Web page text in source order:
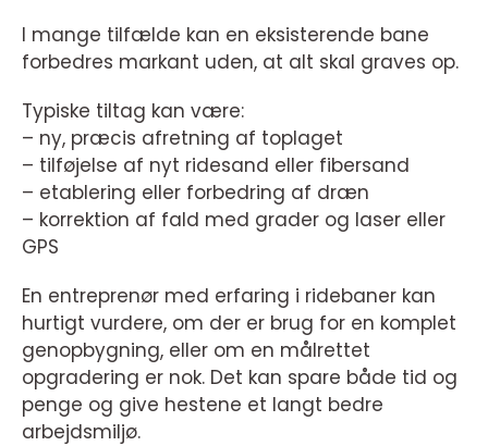
I mange tilfælde kan en eksisterende bane
forbedres markant uden, at alt skal graves op.
Typiske tiltag kan være:
– ny, præcis afretning af toplaget
– tilføjelse af nyt ridesand eller fibersand
– etablering eller forbedring af dræn
– korrektion af fald med grader og laser eller
GPS
En entreprenør med erfaring i ridebaner kan
hurtigt vurdere, om der er brug for en komplet
genopbygning, eller om en målrettet
opgradering er nok. Det kan spare både tid og
penge og give hestene et langt bedre
arbejdsmiljø.